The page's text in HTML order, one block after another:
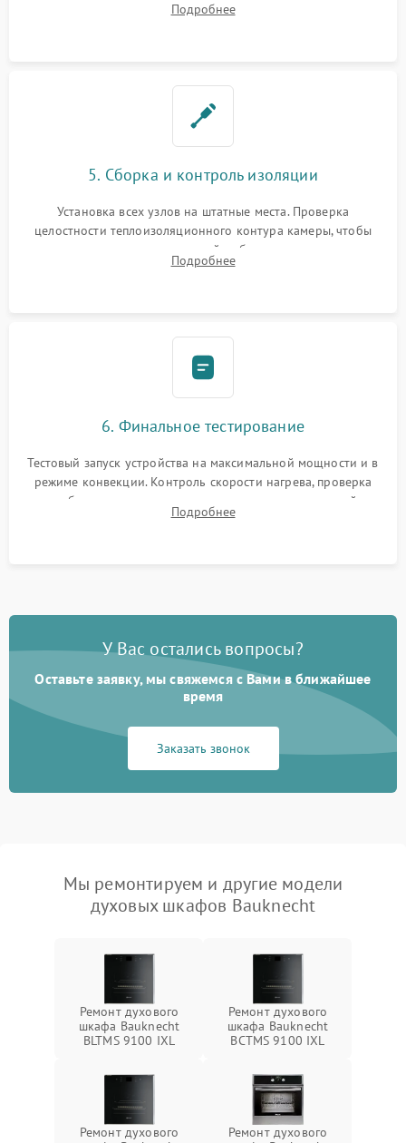
выгоревших реле, восстановление контактов и замена
Подробнее
5. Сборка и контроль изоляции
Установка всех узлов на штатные места. Проверка
целостности теплоизоляционного контура камеры, чтобы
исключить перегрев кухонной мебели и потерю тепла.
Надежная фиксация клемм и сборка корпуса шкафа.
Подробнее
6. Финальное тестирование
Тестовый запуск устройства на максимальной мощности и в
режиме конвекции. Контроль скорости нагрева, проверка
срабатывания термостата при достижении заданной
температуры и тест на отсутствие утечек тока.
Подробнее
У Вас остались вопросы?
Оставьте заявку, мы свяжемся с Вами в ближайшее
время
Заказать звонок
Мы ремонтируем и другие модели
духовых шкафов Bauknecht
Ремонт духового
шкафа Bauknecht
BLTMS 9100 IXL
Ремонт духового
шкафа Bauknecht
BCTMS 9100 IXL
Ремонт духового
Ремонт духового